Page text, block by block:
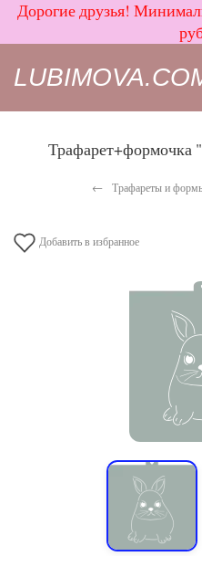
Дорогие друзья!
Трафарет+формочка
Трафареты и
Добавить в избранное